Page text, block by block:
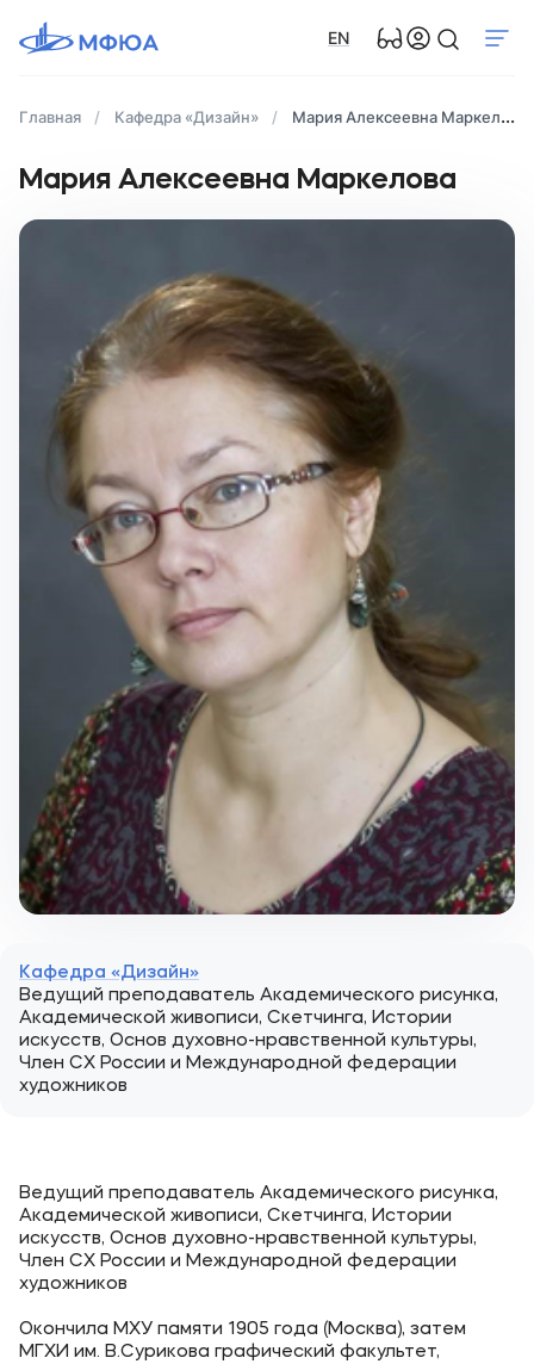
EN
Главная Кафедра «Дизайн» Мария Алексеевна Маркелова
Мария Алексеевна Маркелова
Кафедра «Дизайн»
Ведущий преподаватель Академического рисунка,
Академической живописи, Скетчинга, Истории
искусств, Основ духовно-нравственной культуры,
Член СХ России и Международной федерации
художников
Ведущий преподаватель Академического рисунка,
Академической живописи, Скетчинга, Истории
искусств, Основ духовно-нравственной культуры,
Член СХ России и Международной федерации
художников
Окончила МХУ памяти 1905 года (Москва), затем
МГХИ им. В.Сурикова графический факультет,